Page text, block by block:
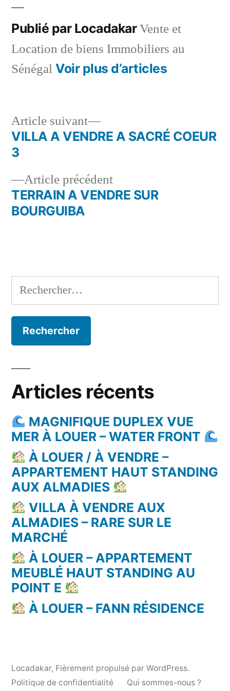
Publié par LocadakarVente et
Location de biens Immobiliers au
Sénégal Voir plus d’articles
Navigation
l’article
Article précédentArticle
précédent :
TERRAIN A VENDRE SUR
BOURGUIBA
Article suivant
Article
suivant :
VILLA A VENDRE A SACRÉ COEUR
3
Rechercher :
Articles récents
MAGNIFIQUE DUPLEX VUE
MER À LOUER – WATER FRONT
À LOUER / À VENDRE –
APPARTEMENT HAUT STANDING
AUX ALMADIES
VILLA À VENDRE AUX
ALMADIES – RARE SUR LE
MARCHÉ
À LOUER – APPARTEMENT
MEUBLÉ HAUT STANDING AU
POINT E
À LOUER – FANN RÉSIDENCE
Locadakar, Fièrement propulsé par WordPress.
Politique de confidentialité
Qui sommes-nous ?